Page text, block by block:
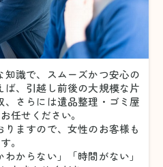
識で、スムーズかつ安心の
、引越し前後の大規模な片
さらには遺品整理・ゴミ屋
任せください。
ますので、女性のお客様も
。
からない」「時間がない」